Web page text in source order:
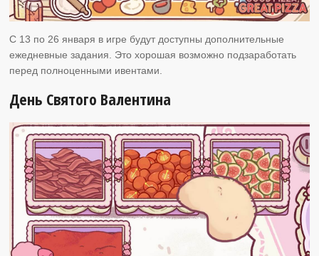
C 13 по 26 января в игре будут доступны дополнительные
ежедневные задания. Это хорошая возможно подзаработать
перед полноценными ивентами.
День Святого Валентина